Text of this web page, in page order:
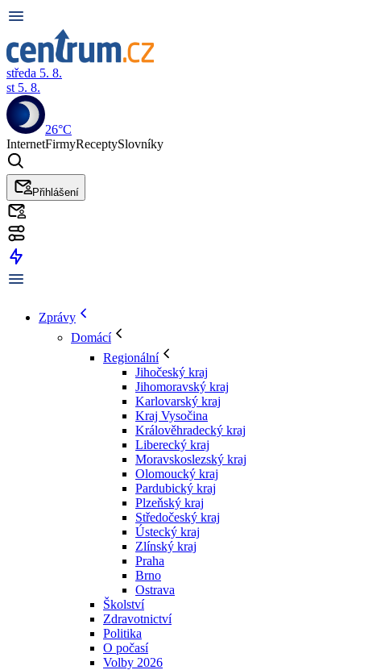
středa 5. 8.
st 5. 8.
26°C
InternetFirmyReceptySlovníky
Přihlášení
Zprávy
Domácí
Regionální
Jihočeský kraj
Jihomoravský kraj
Karlovarský kraj
Kraj Vysočina
Králověhradecký kraj
Liberecký kraj
Moravskoslezský kraj
Olomoucký kraj
Pardubický kraj
Plzeňský kraj
Středočeský kraj
Ústecký kraj
Zlínský kraj
Praha
Brno
Ostrava
Školství
Zdravotnictví
Politika
O počasí
Volby 2026